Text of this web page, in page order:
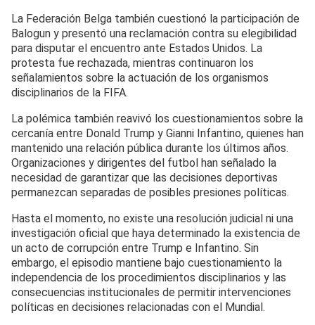
La Federación Belga también cuestionó la participación de
Balogun y presentó una reclamación contra su elegibilidad
para disputar el encuentro ante Estados Unidos. La
protesta fue rechazada, mientras continuaron los
señalamientos sobre la actuación de los organismos
disciplinarios de la FIFA.
La polémica también reavivó los cuestionamientos sobre la
cercanía entre Donald Trump y Gianni Infantino, quienes han
mantenido una relación pública durante los últimos años.
Organizaciones y dirigentes del futbol han señalado la
necesidad de garantizar que las decisiones deportivas
permanezcan separadas de posibles presiones políticas.
Hasta el momento, no existe una resolución judicial ni una
investigación oficial que haya determinado la existencia de
un acto de corrupción entre Trump e Infantino. Sin
embargo, el episodio mantiene bajo cuestionamiento la
independencia de los procedimientos disciplinarios y las
consecuencias institucionales de permitir intervenciones
políticas en decisiones relacionadas con el Mundial.